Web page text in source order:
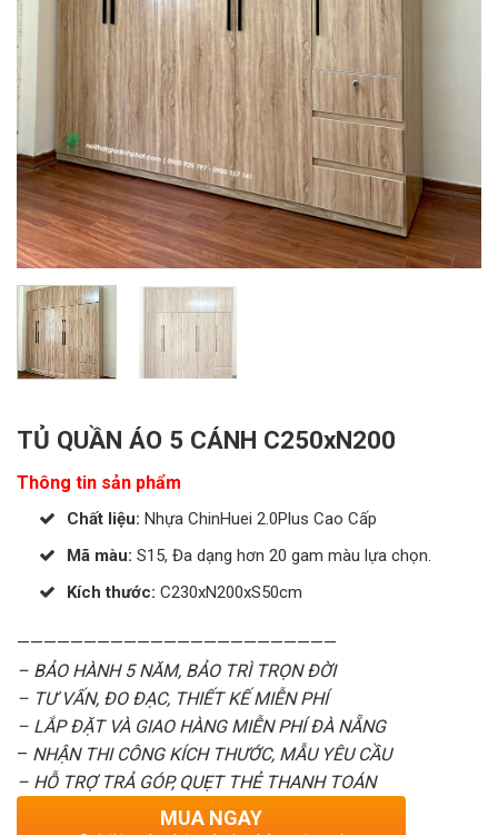
TỦ QUẦN ÁO 5 CÁNH C250xN200
Thông tin sản phẩm
Chất liệu: Nhựa ChinHuei 2.0Plus Cao Cấp
Mã màu: S15, Đa dạng hơn 20 gam màu lựa chọn.
Kích thước: C230xN200xS50cm
————————————————————————
– BẢO HÀNH 5 NĂM, BẢO TRÌ TRỌN ĐỜI
– TƯ VẤN, ĐO ĐẠC, THIẾT KẾ MIỄN PHÍ
– LẮP ĐẶT VÀ GIAO HÀNG MIỄN PHÍ ĐÀ NẴNG
– NHẬN THI CÔNG KÍCH THƯỚC, MẪU YÊU CẦU
– HỖ TRỢ TRẢ GÓP, QUẸT THẺ THANH TOÁN
MUA NGAY